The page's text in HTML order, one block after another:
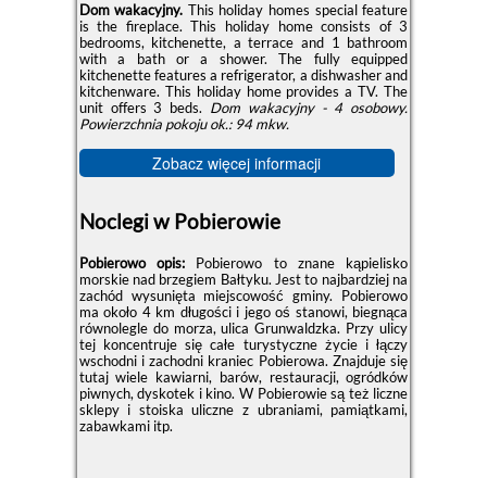
Dom wakacyjny. This holiday homes special feature
is the fireplace. This holiday home consists of 3
bedrooms, kitchenette, a terrace and 1 bathroom
with a bath or a shower. The fully equipped
kitchenette features a refrigerator, a dishwasher and
kitchenware. This holiday home provides a TV. The
unit offers 3 beds. Dom wakacyjny - 4 osobowy.
Powierzchnia pokoju ok.: 94 mkw.
Zobacz więcej informacji
Noclegi w Pobierowie
Pobierowo opis: Pobierowo to znane kąpielisko
morskie nad brzegiem Bałtyku. Jest to najbardziej na
zachód wysunięta miejscowość gminy. Pobierowo
ma około 4 km długości i jego oś stanowi, biegnąca
równolegle do morza, ulica Grunwaldzka. Przy ulicy
tej koncentruje się całe turystyczne życie i łączy
wschodni i zachodni kraniec Pobierowa. Znajduje się
tutaj wiele kawiarni, barów, restauracji, ogródków
piwnych, dyskotek i kino. W Pobierowie są też liczne
sklepy i stoiska uliczne z ubraniami, pamiątkami,
zabawkami itp.